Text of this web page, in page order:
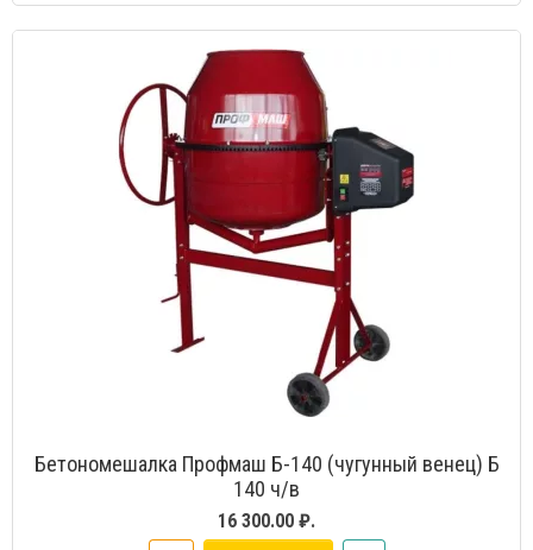
Бетономешалка Профмаш Б-140 (чугунный венец) Б
140 ч/в
16 300.00 ₽.